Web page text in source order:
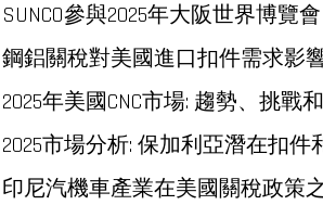
SUNCO參與2025年大阪世界博覽
鋼鋁關稅對美國進口扣件需求影
2025年美國CNC市場: 趨勢、挑戰
2025市場分析: 保加利亞潛在扣件
印尼汽機車產業在美國關稅政策